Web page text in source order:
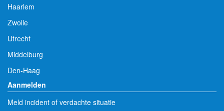
Haarlem
Zwolle
Utrecht
Middelburg
Den-Haag
Aanmelden
Meld incident of verdachte situatie